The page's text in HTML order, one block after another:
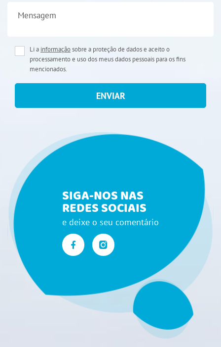
Mensagem
Li a informaçãosobre a proteção de dados e aceito o
processamento e uso dos meus dados pessoais para os fins
mencionados.
ENVIAR
SIGA-NOS NAS
REDES SOCIAIS
e deixe o seu comentário